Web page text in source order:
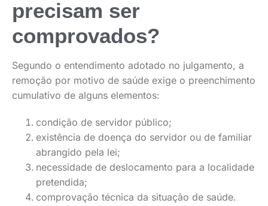
precisam ser
comprovados?
Segundo o entendimento adotado no julgamento, a
remoção por motivo de saúde exige o preenchimento
cumulativo de alguns elementos:
condição de servidor público;
existência de doença do servidor ou de familiar
abrangido pela lei;
necessidade de deslocamento para a localidade
pretendida;
comprovação técnica da situação de saúde.